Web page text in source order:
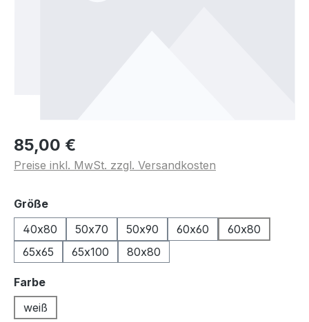
85,00 €
Preise inkl. MwSt. zzgl. Versandkosten
Größeauswählen
40x80
50x70 50x90 60x60
60x80
65x65
65x100 80x80
Farbeauswählen
weiß